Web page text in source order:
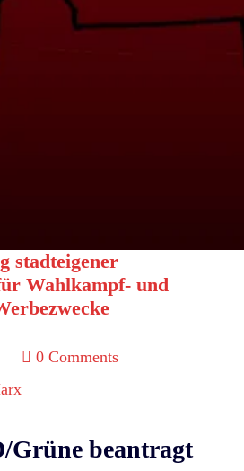
stadteigener
Wahlkampf- und
0 Comments
Grüne beantragt